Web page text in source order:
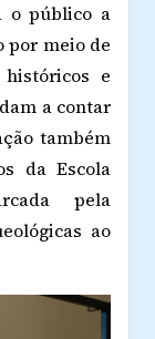
o público a
por meio de
e
a contar
também
da Escola
pela
ao